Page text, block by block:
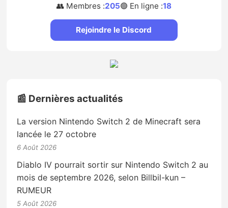
👥 Membres :205🟢 En ligne :18
Rejoindre le Discord
📰 Dernières actualités
La version Nintendo Switch 2 de Minecraft sera
lancée le 27 octobre
6 Août 2026
Diablo IV pourrait sortir sur Nintendo Switch 2 au
mois de septembre 2026, selon Billbil-kun –
RUMEUR
5 Août 2026